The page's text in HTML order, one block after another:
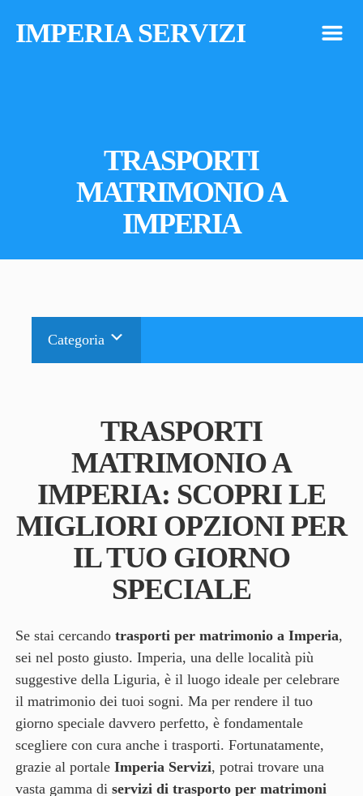
IMPERIA SERVIZI m
TRASPORTI
MATRIMONIO A
IMPERIA
Categoria
TRASPORTI
MATRIMONIO A
IMPERIA: SCOPRI LE
MIGLIORI OPZIONI PER
IL TUO GIORNO
SPECIALE
Se stai cercando trasporti per matrimonio a Imperia,
sei nel posto giusto. Imperia, una delle località più
suggestive della Liguria, è il luogo ideale per celebrare
il matrimonio dei tuoi sogni. Ma per rendere il tuo
giorno speciale davvero perfetto, è fondamentale
scegliere con cura anche i trasporti. Fortunatamente,
grazie al portale Imperia Servizi, potrai trovare una
vasta gamma di servizi di trasporto per matrimoni